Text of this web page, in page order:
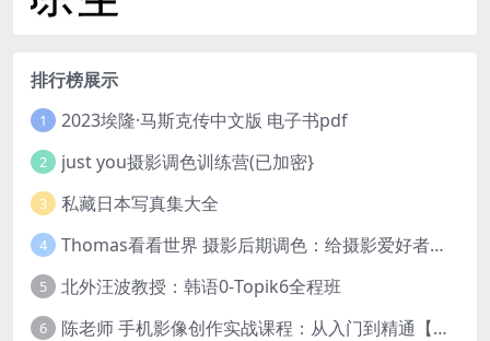
排行榜展示
1 2023埃隆·马斯克传中文版 电子书pdf
2 just you摄影调色训练营(已加密}
3 私藏日本写真集大全
4 Thomas看看世界 摄影后期调色：给摄影爱好者的色彩课 网盘下载
5 北外汪波教授：韩语0-Topik6全程班
6 陈老师 手机影像创作实战课程：从入门到精通【完结】